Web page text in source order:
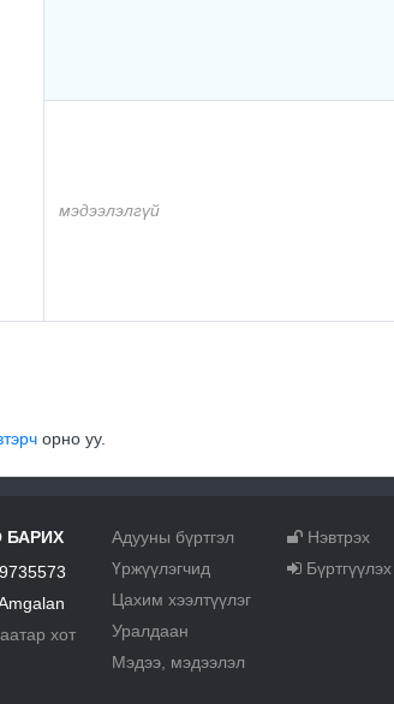
мэдээлэлгүй
орно уу.
БАРИХ
хот
Адууны бүртгэл
Үржүүлэгчид
Цахим хээлтүүлэг
Уралдаан
Мэдээ, мэдээлэл
Нэвтрэх
Бүртгүүлэх